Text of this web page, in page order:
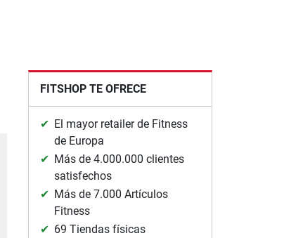
FITSHOP TE OFRECE
El mayor retailer de Fitness
de Europa
Más de 4.000.000 clientes
satisfechos
Más de 7.000 Artículos
Fitness
69 Tiendas físicas